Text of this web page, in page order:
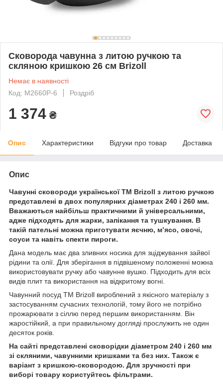
Сковорода чавунна з литою ручкою та
скляною кришкою 26 см Brizoll
Немає в наявності
Код: M2660P-6
Роздріб
1 374 ₴
Опис Характеристики Відгуки про товар Доставка
Опис
Чавунні сковороди української ТМ Brizoll з литою ручкою
представлені в двох популярних діаметрах 240 і 260 мм.
Вважаються найбільш практичними й універсальними,
адже підходять для жарки, запікання та тушкування. В
такій пательні можна приготувати яєчню, м’ясо, овочі,
соуси та навіть спекти пироги.
Дана модель має два зливних носика для зціджування зайвої
рідини та олії. Для зберігання в підвішеному положенні можна
використовувати ручку або чавунне вушко. Підходить для всіх
видів плит та використання на відкритому вогні.
Чавунний посуд ТМ Brizoll вироблений з якісного матеріалу з
застосуванням сучасних технологій, тому його не потрібно
прожарювати з сіллю перед першим використанням. Він
жаростійкий, а при правильному догляді прослужить не один
десяток років.
На сайті представлені сковорідки діаметром 240 і 260 мм
зі скляними, чавунними кришками та без них. Також є
варіант з кришкою-сковородою. Для зручності при
виборі товару користуйтесь фільтрами.